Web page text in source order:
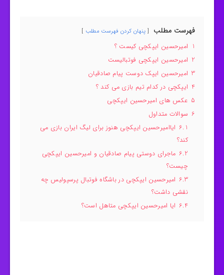
فهرست مطلب پنهان کردن فهرست مطلب
1 امیرحسین ایپکچی کیست ؟
2 امیرحسین ایپکچی فوتبالیست
3 امیرحسین ایپک دوست پیام صادقیان
4 ایپکچی در کدام تیم بازی می کند ؟
5 عکس های امیرحسین ایپکچی
6 سوالات متداول
6.1 ایاامیرحسین ایپکچی هنوز برای لیگ ایران بازی می
کند؟
6.2 ماجرای دوستی پیام صادقیان و امیرحسین ایپکچی
چیست؟
6.3 امیرحسین ایپکچی در باشگاه فوتبال پرسپولیس چه
نقشی داشت؟
6.4 ایا امیرحسین ایپکچی متاهل است؟